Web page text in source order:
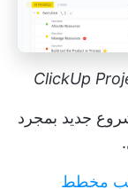
جديد بمجرد
مخطط